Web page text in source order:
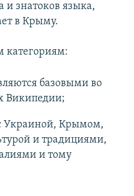
и знатоков языка,
в Крыму.
категориям:
базовыми во
Википедии;
Украиной, Крымом,
и традициями,
и тому